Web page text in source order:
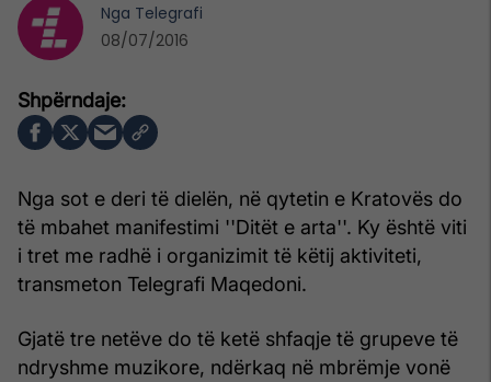
Nga sot e deri të dielën, në qytetin e Kratovës do
të mbahet manifestimi ''Ditët e arta''. Ky është viti
i tret me radhë i organizimit të këtij aktiviteti,
transmeton Telegrafi Maqedoni.
Gjatë tre netëve do të ketë shfaqje të grupeve të
ndryshme muzikore, ndërkaq në mbrëmje vonë
Nga Telegrafi
08/07/2016